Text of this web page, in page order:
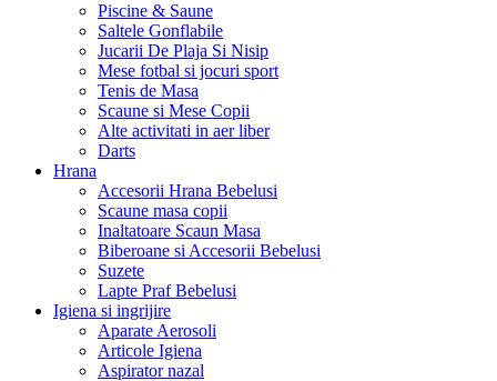
Piscine & Saune
Saltele Gonflabile
Jucarii De Plaja Si Nisip
Mese fotbal si jocuri sport
Tenis de Masa
Scaune si Mese Copii
Alte activitati in aer liber
Darts
Hrana
Accesorii Hrana Bebelusi
Scaune masa copii
Inaltatoare Scaun Masa
Biberoane si Accesorii Bebelusi
Suzete
Lapte Praf Bebelusi
Igiena si ingrijire
Aparate Aerosoli
Articole Igiena
Aspirator nazal